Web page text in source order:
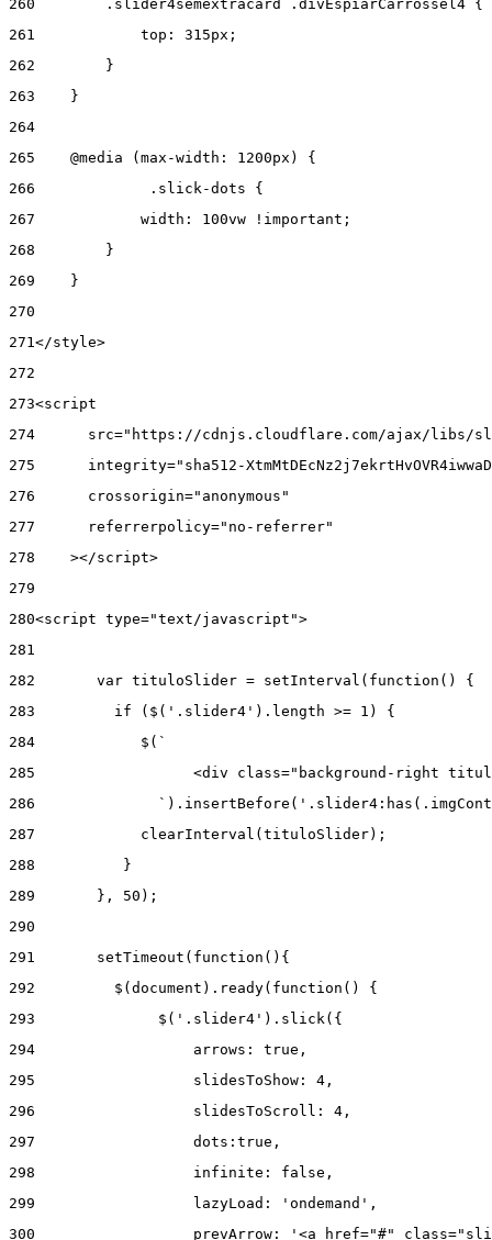
260
        .slider4semextracard .divEspiarCarrossel4 {
261
            top: 315px;
262
        }
263
    }
264
265
    @media (max-width: 1200px) {
266
      	.slick-dots {
267
            width: 100vw !important;
268
        }
269
    }
270
271 </style>
272
273<script
274
src="https://cdnjs.cloudflare.com/ajax/libs/
275
integrity="sha512-
276
      crossorigin="anonymous"
277
      referrerpolicy="no-referrer"
278
    ></script>
279
280<script type="text/javascript">
281
282
       var tituloSlider = setInterval(function() {
283
         if ($('.slider4').length >= 1) {
284
            $(`
285
<div class="background-right
286
287
            clearInterval(tituloSlider);
288
          }
289
       }, 50);
290
291
       setTimeout(function(){
292
         $(document).ready(function() {
293
              $('.slider4').slick({
294
                  arrows: true,
295
                  slidesToShow: 4,
296
                  slidesToScroll: 4,
297
                  dots:true,
298
                  infinite: false,
299
                  lazyLoad: 'ondemand',
300
prevArrow: '<a href="#"